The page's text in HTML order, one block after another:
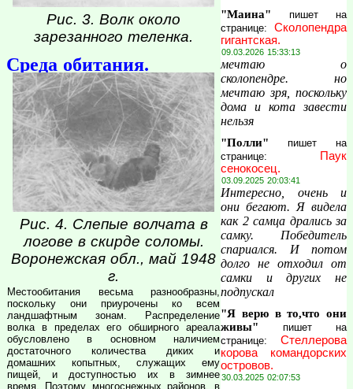
Рис. 3. Волк около
зарезанного теленка.
Среда обитания.
Рис. 4. Слепые волчата в
логове в скирде соломы.
Воронежская обл., май 1948
г.
Местообитания весьма разнообразны,
поскольку они приурочены ко всем
ландшафтным зонам. Распределение
волка в пределах его обширного ареала
обусловлено в основном наличием
достаточного количества диких и
домашних копытных, служащих ему
пищей, и доступностью их в зимнее
время. Поэтому многоснежных районов, в
"Маина" пишет на
странице: Сколопендра
гигантская.
09.03.2026 15:33:13
мечтаю о
сколопендре. но
мечтаю зря, поскольку
дома и кота завести
нельзя
"Полли" пишет на
странице:
Паук
сенокосец.
03.09.2025 20:03:41
Интересно, очень и
они бегают. Я видела
как 2 самца дрались за
самку. Победитель
спариался. И потом
долго не отходил от
самки и других не
подпускал
"Я верю в то,что они
живы" пишет на
странице: Стеллерова
корова командорских
островов.
30.03.2025 02:07:53